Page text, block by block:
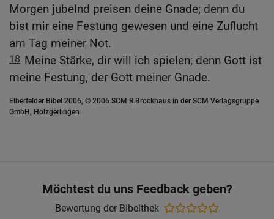
Morgen jubelnd preisen deine Gnade; denn du
bist mir eine Festung gewesen und eine Zuflucht
am Tag meiner Not.
18 Meine Stärke, dir will ich spielen; denn Gott ist
meine Festung, der Gott meiner Gnade.
Elberfelder Bibel 2006, © 2006 SCM R.Brockhaus in der SCM Verlagsgruppe
GmbH, Holzgerlingen
Möchtest du uns Feedback geben?
Bewertung der Bibelthek